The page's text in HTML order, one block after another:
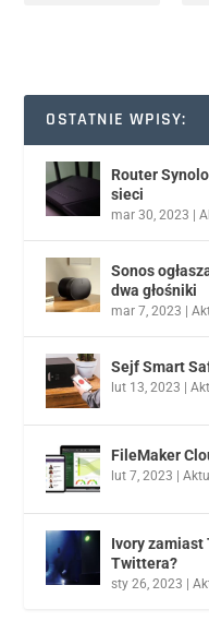
OSTATNIE WPISY:
Router
sieci
mar 30, 2023 |
Sonos
dwa głośniki
mar 7, 2023 |
Sejf Smart
lut 13, 2023 |
FileMaker
lut 7, 2023 |
Ivory zamiast
Twittera?
sty 26, 2023 |